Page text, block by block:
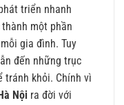
triển nhanh
một phần
gia đình. Tuy
đến những trục
tránh khỏi. Chính vì
Nội ra đời với